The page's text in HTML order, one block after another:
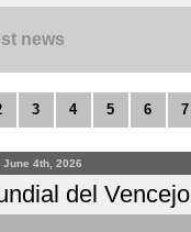
news
3 4 5 6 7
June 4th, 2026
del